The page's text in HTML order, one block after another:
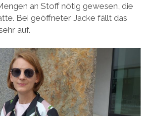
an Stoff nötig gewesen, die
Bei geöffneter Jacke fällt das
auf.